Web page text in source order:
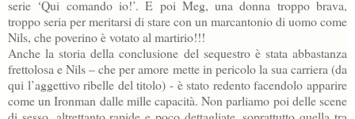
serie ‘Qui comando io!’. E poi Meg, una donna troppo brava,
troppo seria per meritarsi di stare con un marcantonio di uomo come
Nils, che poverino è votato al martirio!!!
Anche la storia della conclusione del sequestro è stata abbastanza
frettolosa e Nils – che per amore mette in pericolo la sua carriera (da
qui l’aggettivo ribelle del titolo) - è stato redento facendolo apparire
come un Ironman dalle mille capacità. Non parliamo poi delle scene